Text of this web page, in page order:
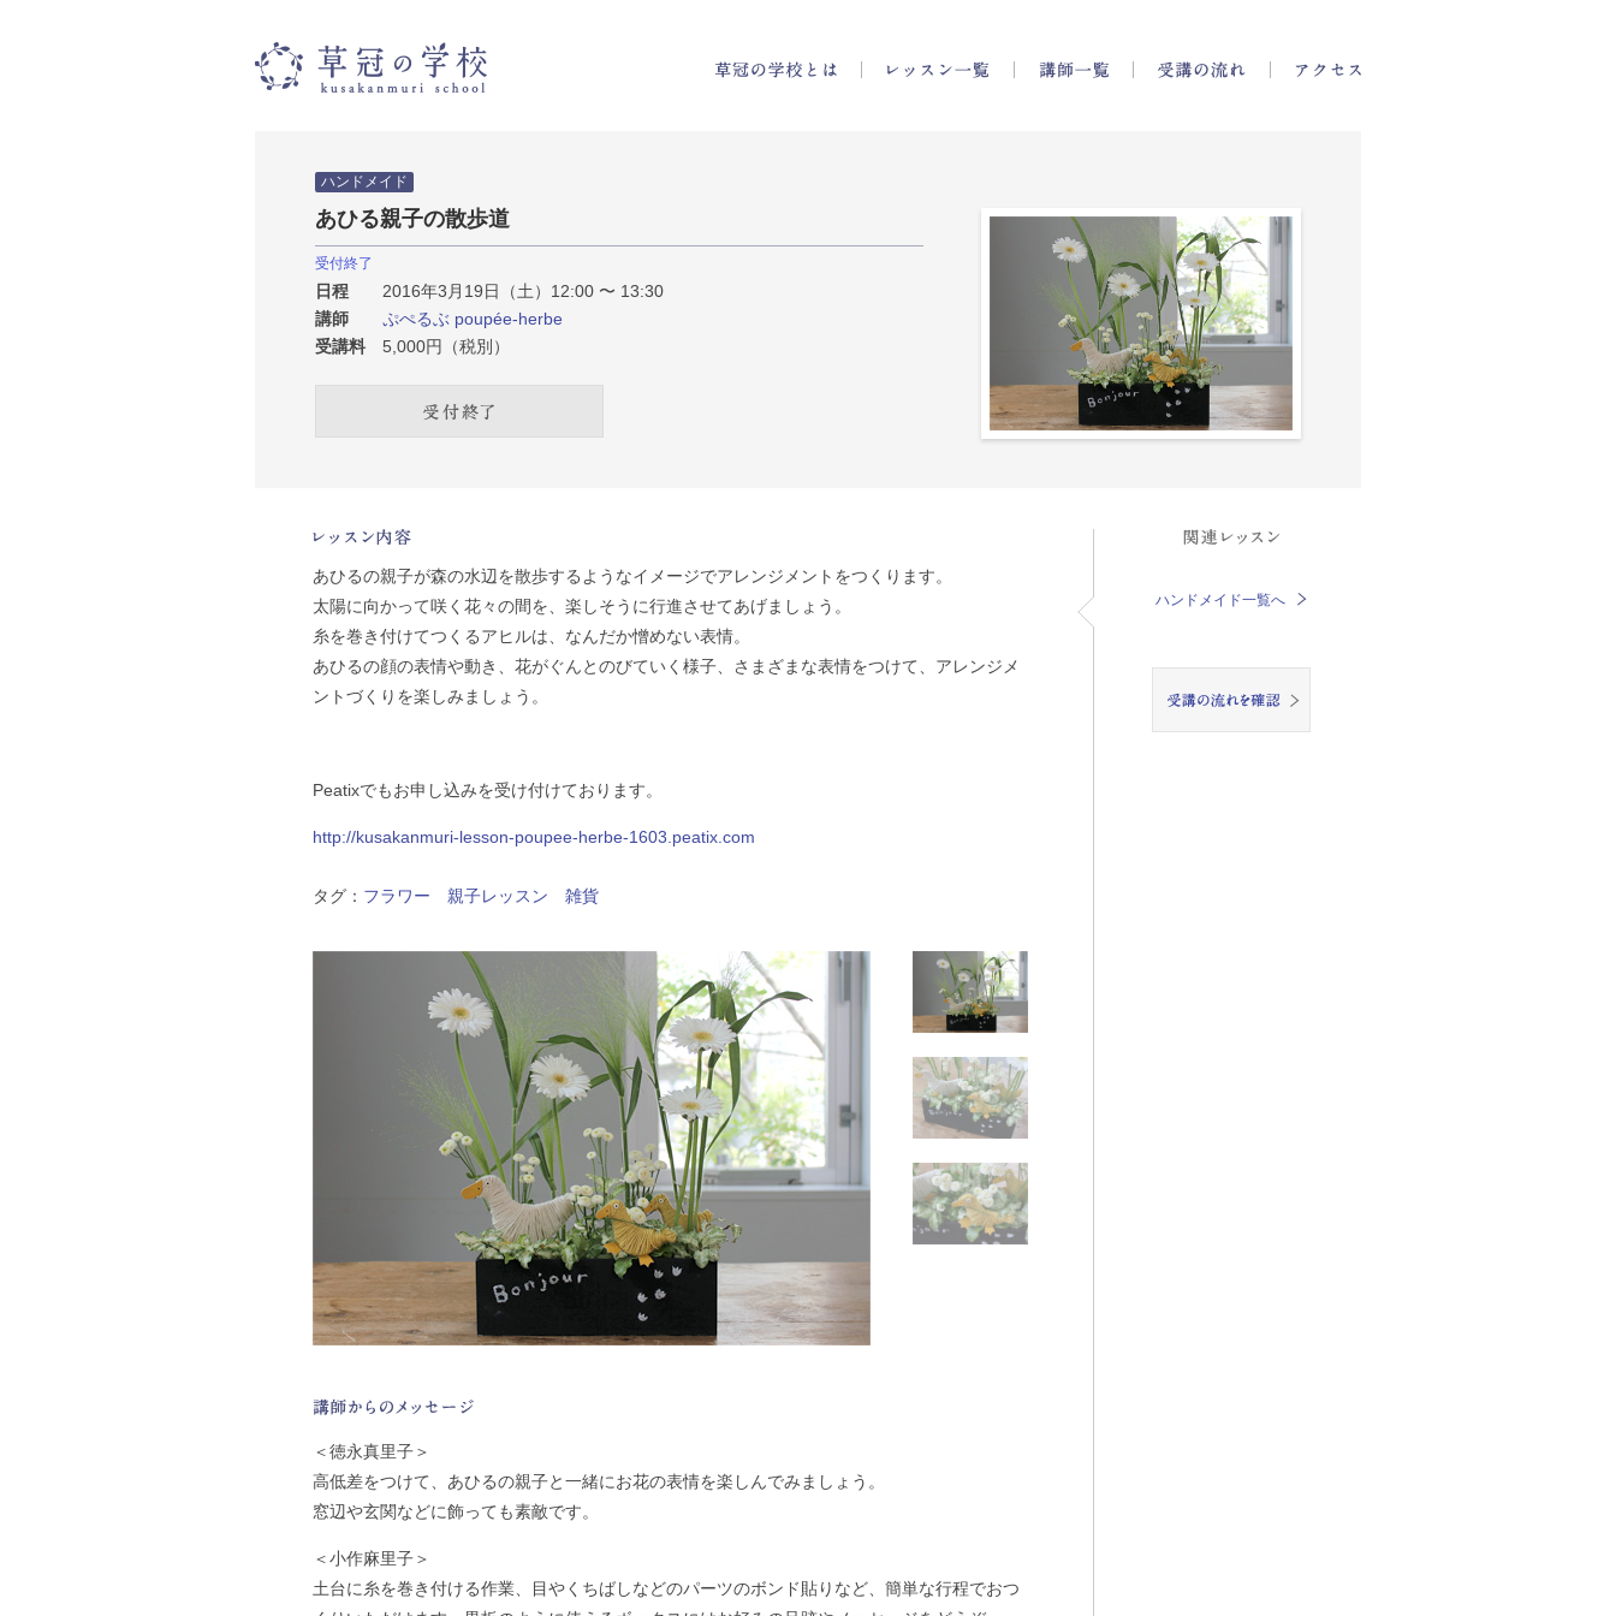
草冠の学校とは レッスン一覧 講師一覧 受講の流れ
ハンドメイド
あひる親子の散歩道
受付終了
日程
2016年3月19日（土）12:00 〜 13:30
講師
ぷぺるぶ poupée-herbe
受講料
5,000円（税別）
あひるの親子が森の水辺を散歩するようなイメージでアレンジメントをつくります。
太陽に向かって咲く花々の間を、楽しそうに行進させてあげましょう。
糸を巻き付けてつくるアヒルは、なんだか憎めない表情。
あひるの顔の表情や動き、花がぐんとのびていく様子、さまざまな表情をつけて、アレンジメ
ントづくりを楽しみましょう。
Peatixでもお申し込みを受け付けております。
http://kusakanmuri-lesson-poupee-herbe-1603.peatix.com
タグ： フラワー 親子レッスン 雑貨
＜徳永真里子＞
高低差をつけて、あひるの親子と一緒にお花の表情を楽しんでみましょう。
窓辺や玄関などに飾っても素敵です。
＜小作麻里子＞
土台に糸を巻き付ける作業、目やくちばしなどのパーツのボンド貼りなど、簡単な行程でおつ
ハンドメイド一覧へ